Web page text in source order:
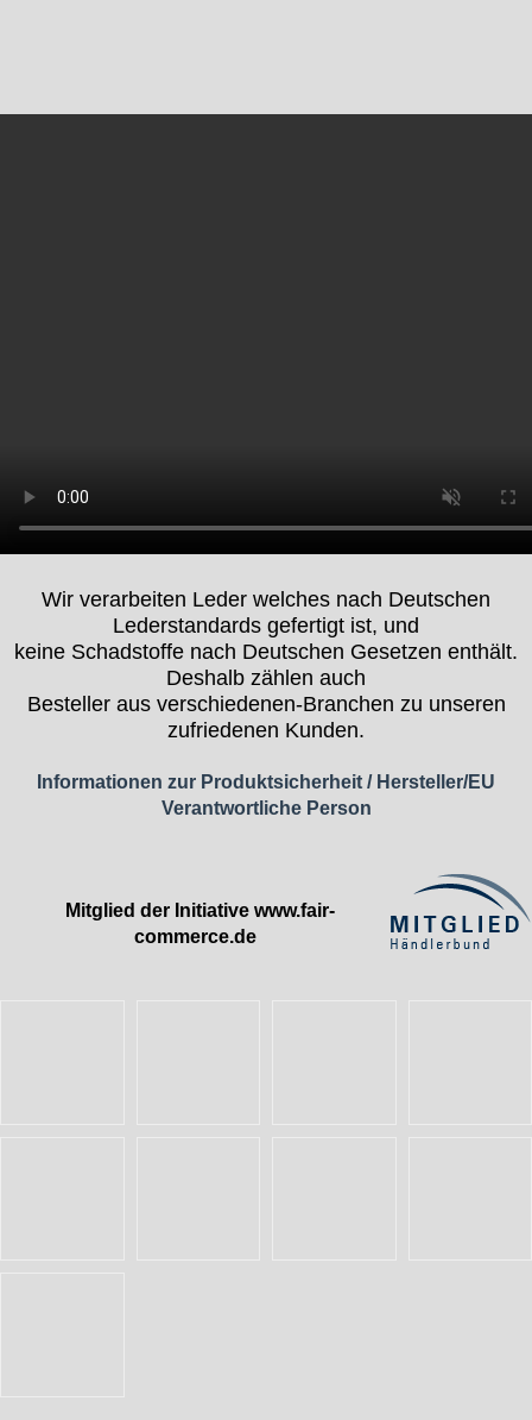
Wir verarbeiten Leder welches nach Deutschen
Lederstandards gefertigt ist, und
keine Schadstoffe nach Deutschen Gesetzen enthält.
Deshalb zählen auch
Besteller aus verschiedenen-Branchen zu unseren
zufriedenen Kunden.
Informationen zur Produktsicherheit / Hersteller/EU
Verantwortliche Person
Mitglied der Initiative www.fair-
commerce.de